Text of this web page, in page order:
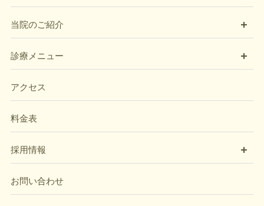
当院のご紹介
診療メニュー
アクセス
料金表
採用情報
お問い合わせ